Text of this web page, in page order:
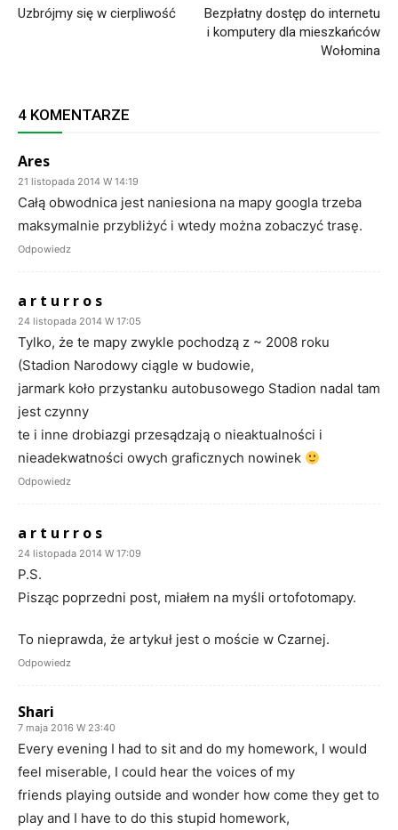
Uzbrójmy się w cierpliwość
Bezpłatny dostęp do internetu
i komputery dla mieszkańców
Wołomina
4 KOMENTARZE
Ares
21 listopada 2014 W 14:19
Całą obwodnica jest naniesiona na mapy googla trzeba
maksymalnie przybliżyć i wtedy można zobaczyć trasę.
Odpowiedz
a r t u r r o s
24 listopada 2014 W 17:05
Tylko, że te mapy zwykle pochodzą z ~ 2008 roku
(Stadion Narodowy ciągle w budowie,
jarmark koło przystanku autobusowego Stadion nadal tam
jest czynny
te i inne drobiazgi przesądzają o nieaktualności i
nieadekwatności owych graficznych nowinek
Odpowiedz
a r t u r r o s
24 listopada 2014 W 17:09
P.S.
Pisząc poprzedni post, miałem na myśli ortofotomapy.
To nieprawda, że artykuł jest o moście w Czarnej.
Odpowiedz
Shari
7 maja 2016 W 23:40
Every evening I had to sit and do my homework, I would
feel miserable, I could hear the voices of my
friends playing outside and wonder how come they get to
play and I have to do this stupid homework,